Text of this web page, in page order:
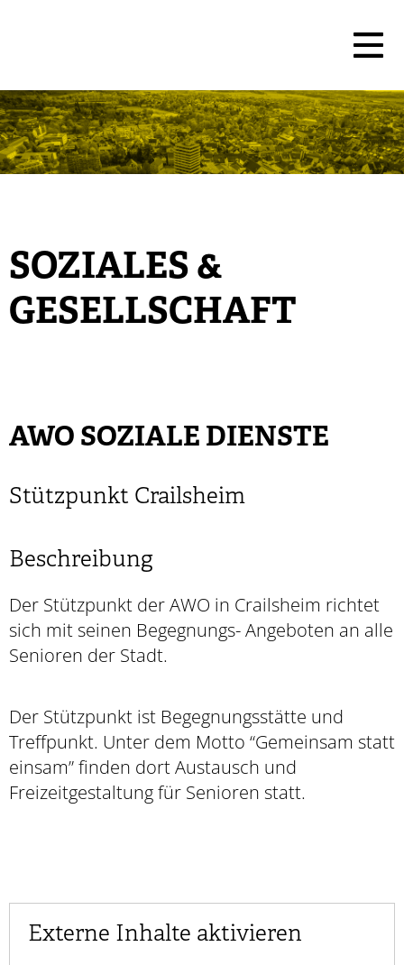
SOZIALES &
GESELLSCHAFT
AWO SOZIALE DIENSTE
Stützpunkt Crailsheim
Beschreibung
Der Stützpunkt der AWO in Crailsheim richtet
sich mit seinen Begegnungs- Angeboten an alle
Senioren der Stadt.
Der Stützpunkt ist Begegnungsstätte und
Treffpunkt. Unter dem Motto “Gemeinsam statt
einsam” finden dort Austausch und
Freizeitgestaltung für Senioren statt.
Externe Inhalte aktivieren